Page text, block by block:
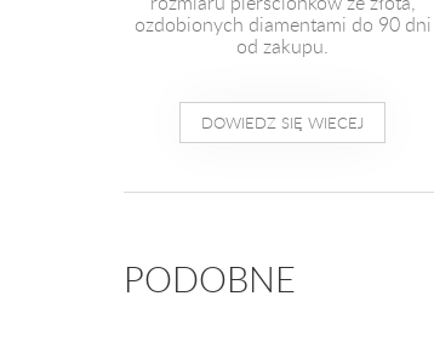
ozdobionych diamentami do 90 dni
od zakupu.
DOWIEDZ SIĘ WIECEJ
PODOBNE